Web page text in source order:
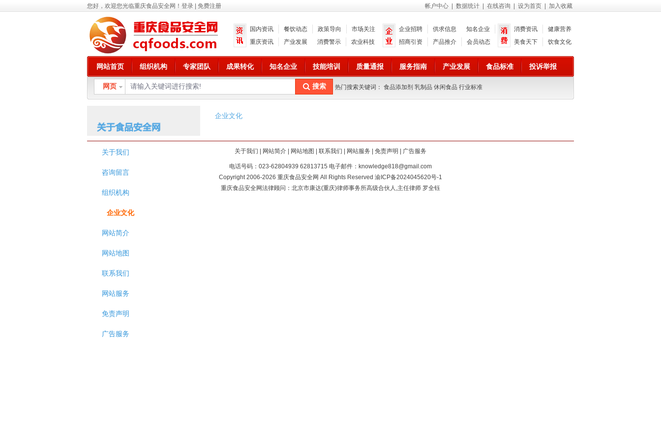
您好，欢迎您光临重庆食品安全网！ 登录 免费注册 帐户中心 数据统计 在线咨询 设为首页 加入收藏
国内资讯 餐饮动态 政策导向
市场关注
重庆资讯
产业发展 消费警示 农业科技
企业招聘 供求信息
知名企业
招商引资
产品推介 会员动态
消费资讯
健康营养
美食天下
饮食文化
网站首页 组织机构 专家团队 成果转化 知名企业 技能培训 质量通报 服务指南 产业发展 食品标准 投诉举报
网页 热门搜索关键词： 食品添加剂 乳制品 休闲食品 行业标准
关于我们
咨询留言
组织机构
企业文化
网站简介
网站地图
联系我们
网站服务
免责声明
广告服务
企业文化
关于我们 网站简介 网站地图 联系我们 网站服务 免责声明 广告服务
电话号码：023-62804939 62813715 电子邮件：knowledge818@gmail.com
Copyright 2006-2026 重庆食品安全网 All Rights Reserved 渝ICP备2024045620号-1
重庆食品安全网法律顾问：北京市康达(重庆)律师事务所高级合伙人,主任律师 罗全钰